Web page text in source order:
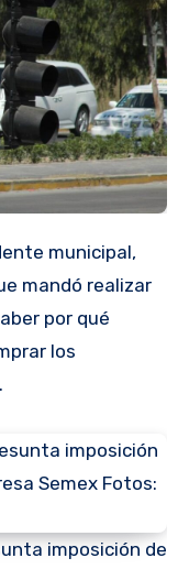
municipal,
mandó realizar
por qué
los
.
imposición de